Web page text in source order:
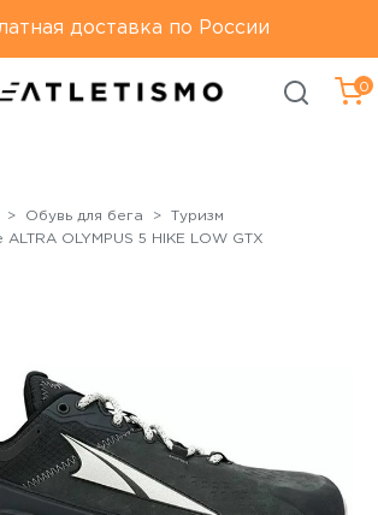
Бесплатная доставка по
России
доставка по России
0
Обувь для бега
Туризм
OLYMPUS 5 HIKE LOW GTX